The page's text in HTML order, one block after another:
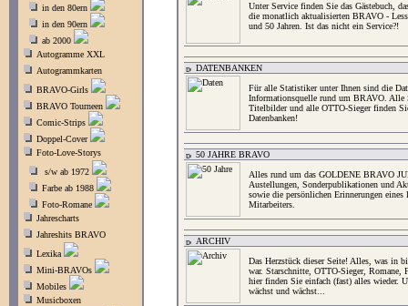
in den 80ern
in den 90ern
ab 2000
Autogramme XXL
Autogrammkarten
BRAVO-Girls
BRAVO Tourneen
Comic-Strips
Doppel-Cover
Foto-Love-Storys
s/w ab 1972
Farbe ab 1988
Foto-Romane
Jahrescharts
Jahreshits BRAVO
Lexika
Mini-BRAVOs
Mobiles
Musicboxen
Unter Service finden Sie das Gästebuch,
die monatlich aktualisierten BRAVO -
und 50 Jahren. Ist das nicht ein Service?!
DATENBANKEN
Für alle Statistiker unter Ihnen sind die
Informationsquelle rund um BRAVO. Alle
Titelbilder und alle OTTO-Sieger finden
Datenbanken!
50 JAHRE BRAVO
Alles rund um das GOLDENE BRAVO
Austellungen, Sonderpublikationen und
sowie die persönlichen Erinnerungen
Mitarbeiters.
ARCHIV
Das Herzstück dieser Seite! Alles, was in
war. Starschnitte, OTTO-Sieger,
hier finden Sie einfach (fast) alles wieder.
wächst und wächst...